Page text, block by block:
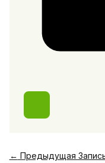
← Предыдущая